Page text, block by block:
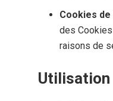
Cookies
des
raisons de
Utilisation